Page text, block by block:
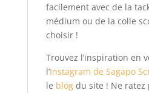
facilement avec de la
médium ou de la colle
choisir !
Trouvez l’inspiration en
l’Instagram de Sagapo
le blogdu site ! Ne ratez